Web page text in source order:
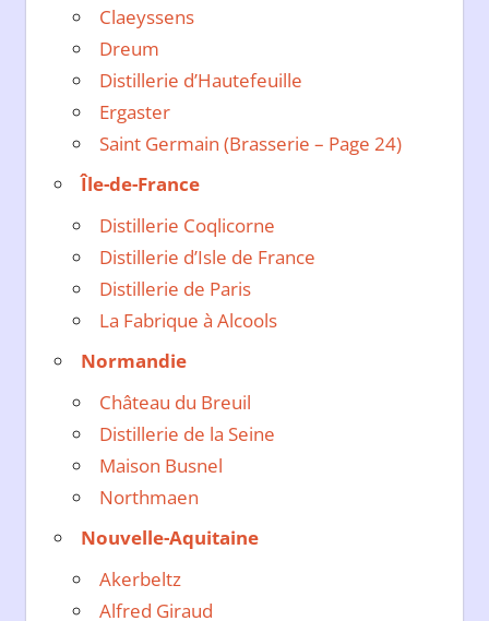
Claeyssens
Dreum
Distillerie d’Hautefeuille
Ergaster
Saint Germain (Brasserie – Page 24)
Île-de-France
Distillerie Coqlicorne
Distillerie d’Isle de France
Distillerie de Paris
La Fabrique à Alcools
Normandie
Château du Breuil
Distillerie de la Seine
Maison Busnel
Northmaen
Nouvelle-Aquitaine
Akerbeltz
Alfred Giraud